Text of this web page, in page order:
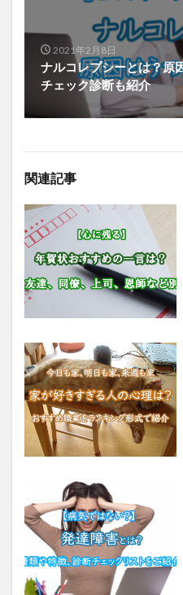
2021年2月8日
ナルコレプシーとは？原
チェック診断も紹介
関連記事